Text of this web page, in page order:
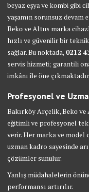
beyaz eşya ve kombi gibi
yaşamın sorunsuz
Beko ve Altus marka
hızlı ve güvenilir bir
sağlar. Bu noktada, 0212
servis hizmeti; garantili
imkânı ile öne
Profesyonel ve
Bakırköy Arçelik, Beko
eğitimli ve profesyonel
verir. Her marka ve model
uzman kadro sayesinde
çözümler sunulur.
Yanlış müdahalelerin
performansı artırılır.